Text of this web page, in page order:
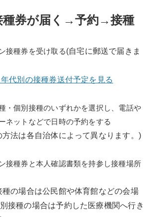
券が届く→予約→接種
接種券を受け取る(自宅に郵送で届きま
代別の接種券送付予定を見る
・個別接種のいずれかを選択し、電話や
ネットなどで日時の予約をする
方法は各自治体によって異なります。)
接種券と本人確認書類を持参し接種場所
種の場合は公民館や体育館などの会場
接種の場合は予約した医療機関へ行き